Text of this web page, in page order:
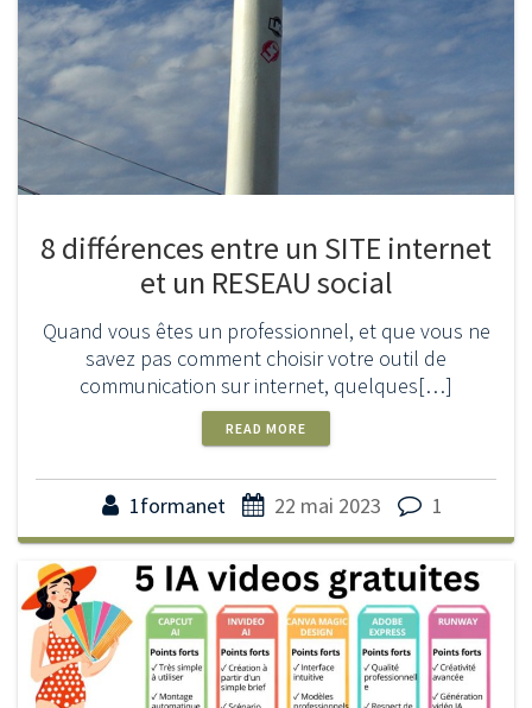
8 différences entre un SITE internet
et un RESEAU social
Quand vous êtes un professionnel, et que vous ne
savez pas comment choisir votre outil de
communication sur internet, quelques[…]
READ MORE
1formanet 22 mai 2023 1